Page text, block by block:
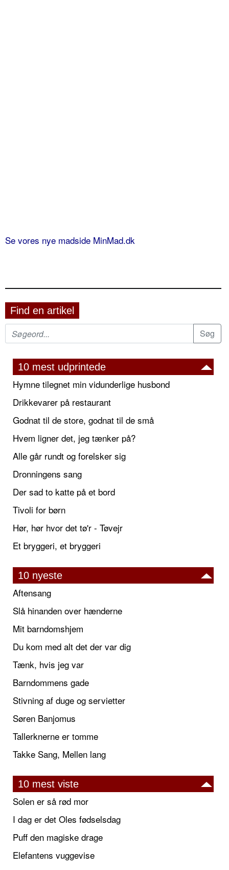
Se vores nye madside MinMad.dk
Find en artikel
10 mest udprintede
Hymne tilegnet min vidunderlige husbond
Drikkevarer på restaurant
Godnat til de store, godnat til de små
Hvem ligner det, jeg tænker på?
Alle går rundt og forelsker sig
Dronningens sang
Der sad to katte på et bord
Tivoli for børn
Hør, hør hvor det tø'r - Tøvejr
Et bryggeri, et bryggeri
10 nyeste
Aftensang
Slå hinanden over hænderne
Mit barndomshjem
Du kom med alt det der var dig
Tænk, hvis jeg var
Barndommens gade
Stivning af duge og servietter
Søren Banjomus
Tallerknerne er tomme
Takke Sang, Mellen lang
10 mest viste
Solen er så rød mor
I dag er det Oles fødselsdag
Puff den magiske drage
Elefantens vuggevise